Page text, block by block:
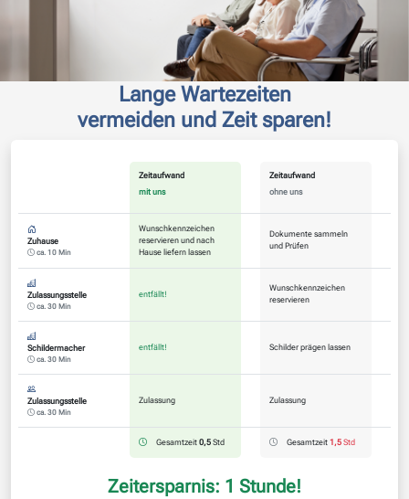
Lange Wartezeiten
vermeiden und Zeit sparen!
Zeitaufwand
mit uns
Zeitaufwand
ohne uns
Zuhause
ca. 10 Min
Wunschkennzeichen
reservieren und nach
Hause liefern lassen
Dokumente sammeln
und Prüfen
Zulassungsstelle
ca. 30 Min
entfällt!
Wunschkennzeichen
reservieren
Schildermacher
ca. 30 Min
entfällt! Schilder prägen lassen
Zulassungsstelle
ca. 30 Min
Zulassung Zulassung
Gesamtzeit 0,5 Std Gesamtzeit 1,5 Std
Zeitersparnis: 1 Stunde!